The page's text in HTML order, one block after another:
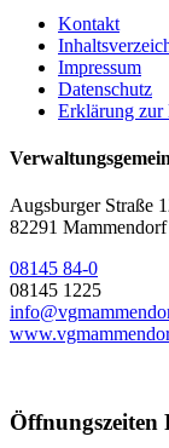
Kontakt
Impressum
Datenschutz
Erklärung zur
Augsburger Straße
82291 Mammendorf
08145 84-0
08145 1225